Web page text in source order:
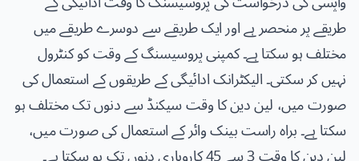
طریقے پر منحصر ہے اور ایک طریقے سے دوسرے طریقے میں
مختلف ہو سکتا ہے۔ کمپنی پروسیسنگ کے وقت کو کنٹرول
نہیں کر سکتی۔ الیکٹرانک ادائیگی کے طریقوں کے استعمال کی
صورت میں، لین دین کا وقت سیکنڈ سے دنوں تک مختلف ہو
سکتا ہے۔ براہ راست بینک وائر کے استعمال کی صورت میں،